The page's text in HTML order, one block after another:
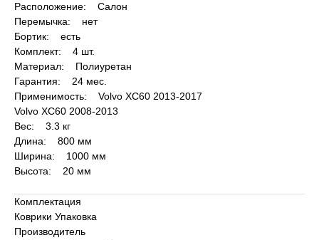
Расположение: Салон
Перемычка: нет
Бортик: есть
Комплект: 4 шт.
Материал: Полиуретан
Гарантия: 24 мес.
Применимость: Volvo XC60 2013-2017
Volvo XC60 2008-2013
Вес: 3.3 кг
Длина: 800 мм
Ширина: 1000 мм
Высота: 20 мм
Комплектация
Коврики Упаковка
Производитель